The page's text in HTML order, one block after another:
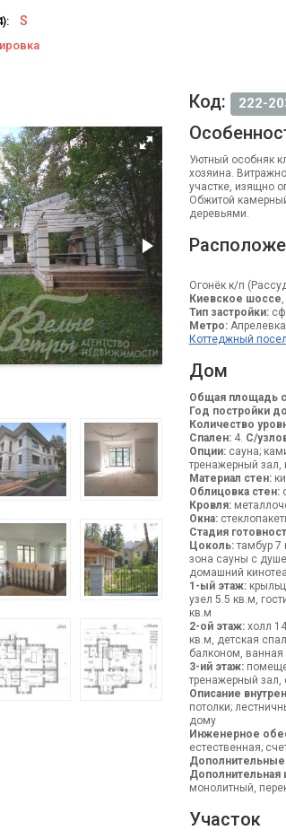
S
Код: 222-
Уютный особняк
хозяина.
участке, изящно
Обжитой
деревьями.
Огонёк к/п
Киевское шоссе
Тип застройки:
Метро:
Коттеджный
Дом
Общая площадь
Год постройки
Количество
Спален:4. С/
Опции:сауна;
тренажерный зал,
Материал стен:
Облицовка стен:
Кровля:
Окна:
Стадия
Цоколь:тамбур 7
зона сауны с
домашний
1-ый этаж:
узел 5.5 кв.м,
кв.м
2-ой этаж:холл
кв.м, детская
балконом,
3-ий этаж:
тренажерный зал,
Описание
потолки;
дому
Инженерное
естественная;
Дополнительные
монолитный,
Участок